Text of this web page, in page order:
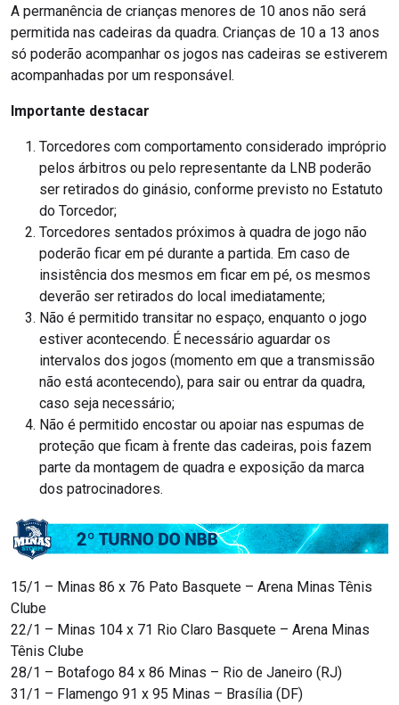
A permanência de crianças menores de 10 anos não será
permitida nas cadeiras da quadra. Crianças de 10 a 13 anos
só poderão acompanhar os jogos nas cadeiras se estiverem
acompanhadas por um responsável.
Importante destacar
Torcedores com comportamento considerado impróprio
pelos árbitros ou pelo representante da LNB poderão
ser retirados do ginásio, conforme previsto no Estatuto
do Torcedor;
Torcedores sentados próximos à quadra de jogo não
poderão ficar em pé durante a partida. Em caso de
insistência dos mesmos em ficar em pé, os mesmos
deverão ser retirados do local imediatamente;
Não é permitido transitar no espaço, enquanto o jogo
estiver acontecendo. É necessário aguardar os
intervalos dos jogos (momento em que a transmissão
não está acontecendo), para sair ou entrar da quadra,
caso seja necessário;
Não é permitido encostar ou apoiar nas espumas de
proteção que ficam à frente das cadeiras, pois fazem
parte da montagem de quadra e exposição da marca
dos patrocinadores.
15/1 – Minas 86 x 76 Pato Basquete – Arena Minas Tênis
Clube
22/1 – Minas 104 x 71 Rio Claro Basquete – Arena Minas
Tênis Clube
28/1 – Botafogo 84 x 86 Minas – Rio de Janeiro (RJ)
31/1 – Flamengo 91 x 95 Minas – Brasília (DF)